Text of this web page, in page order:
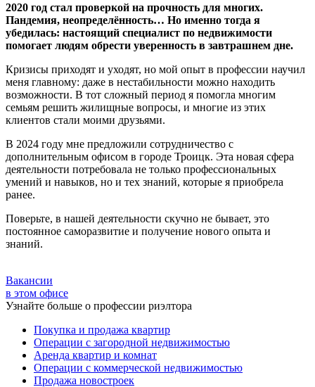
2020 год стал проверкой на прочность для многих.
Пандемия, неопределённость… Но именно тогда я
убедилась: настоящий специалист по недвижимости
помогает людям обрести уверенность в завтрашнем дне.
Кризисы приходят и уходят, но мой опыт в профессии научил
меня главному: даже в нестабильности можно находить
возможности. В тот сложный период я помогла многим
семьям решить жилищные вопросы, и многие из этих
клиентов стали моими друзьями.
В 2024 году мне предложили сотрудничество с
дополнительным офисом в городе Троицк. Эта новая сфера
деятельности потребовала не только профессиональных
умений и навыков, но и тех знаний, которые я приобрела
ранее.
Поверьте, в нашей деятельности скучно не бывает, это
постоянное саморазвитие и получение нового опыта и
знаний.
Вакансии
в этом офисе
Узнайте больше о профессии риэлтора
Покупка и продажа квартир
Операции с загородной недвижимостью
Аренда квартир и комнат
Операции с коммерческой недвижимостью
Продажа новостроек